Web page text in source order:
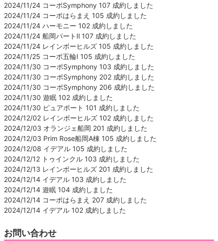
2024/11/24 コーポSymphony 107 成約しました
2024/11/24 コーポはらまえ 105 成約しました
2024/11/24 ハーモニー 102 成約しました
2024/11/24 船岡パートⅡ 107 成約しました
2024/11/24 レインボーヒルズ 105 成約しました
2024/11/25 コーポ五輪Ⅰ 105 成約しました
2024/11/30 コーポSymphony 103 成約しました
2024/11/30 コーポSymphony 202 成約しました
2024/11/30 コーポSymphony 206 成約しました
2024/11/30 遊眠 102 成約しました
2024/11/30 ピュアポート 101 成約しました
2024/12/02 レインボーヒルズ 102 成約しました
2024/12/03 オランジェ船岡 201 成約しました
2024/12/03 Prim Rose船岡A棟 105 成約しました
2024/12/08 イデアル 105 成約しました
2024/12/12 トゥインクル 103 成約しました
2024/12/13 レインボーヒルズ 201 成約しました
2024/12/14 イデアル 103 成約しました
2024/12/14 遊眠 104 成約しました
2024/12/14 コーポはらまえ 207 成約しました
2024/12/14 イデアル 102 成約しました
お問い合わせ